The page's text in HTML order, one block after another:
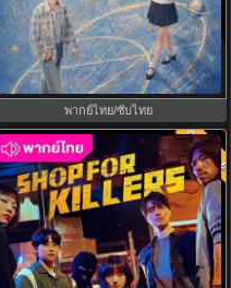
Genius Girlfriend แฟนสาวอัจฉริยะ
(2026) พากย์ไทย ซับไทย EP.1-28
พากย์ไทย/ซับไทย
8.0 พากย์ไทย